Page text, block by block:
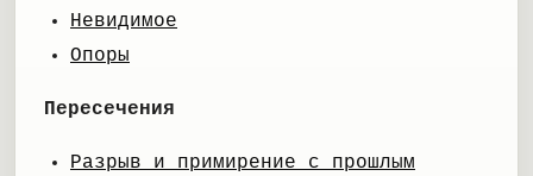
Невидимое
Опоры
Пересечения
Разрыв и примирение с прошлым